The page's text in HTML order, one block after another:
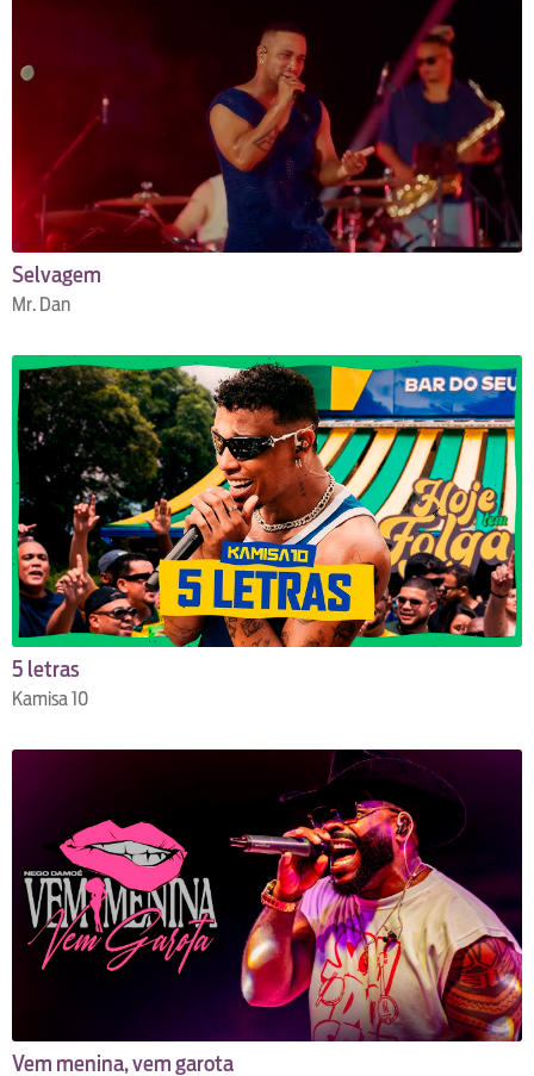
Selvagem
Mr. Dan
5 letras
Kamisa 10
Vem menina, vem garota